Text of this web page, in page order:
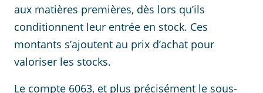
aux matières premières, dès lors qu’ils
conditionnent leur entrée en stock. Ces
montants s’ajoutent au prix d’achat pour
valoriser les stocks.
Le compte 6063, et plus précisément le sous-